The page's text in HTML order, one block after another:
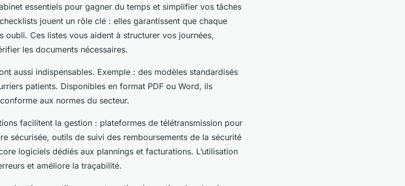
essentiels pour gagner du temps et simplifier vos tâches
jouent un rôle clé : elles garantissent que chaque
oubli. Ces listes vous aident à structurer vos journées,
les documents nécessaires.
aussi indispensables. Exemple : des modèles standardisés
patients. Disponibles en format PDF ou Word, ils
aux normes du secteur.
facilitent la gestion : plateformes de télétransmission pour
sécurisée, outils de suivi des remboursements de la sécurité
logiciels dédiés aux plannings et facturations. L’utilisation
et améliore la traçabilité.